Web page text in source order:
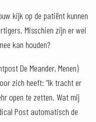
kijk op de patiënt kunnen
Misschien zijn er wel
kan houden?
De Meander, Menen)
zich heeft: “Ik tracht er
open te zetten. Wat mij
Post automatisch de